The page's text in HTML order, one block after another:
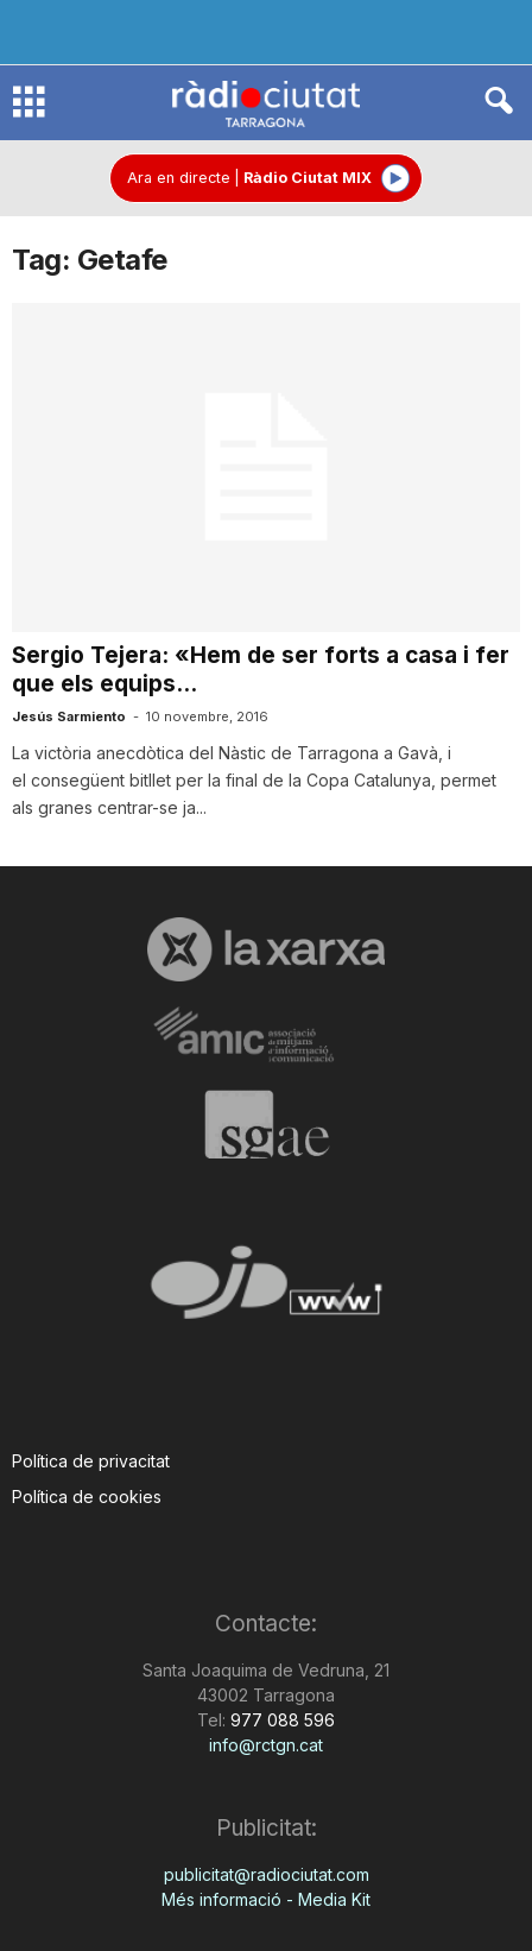
R
d
t
a
t
g
Ara en directe Ràdio Ciutat MIX
Tag: Getafe
Sergio Tejera: «Hem de ser forts a casa i fer
que els equips...
Jesús Sarmiento - 10 novembre, 2016
La victòria anecdòtica del Nàstic de Tarragona a Gavà, i
el consegüent bitllet per la final de la Copa Catalunya, permet
als granes centrar-se ja...
Política de privacitat
Política de cookies
Contacte:
Santa Joaquima de Vedruna, 21
43002 Tarragona
Tel: 977 088 596
info@rctgn.cat
Publicitat:
publicitat@radiociutat.com
Més informació - Media Kit